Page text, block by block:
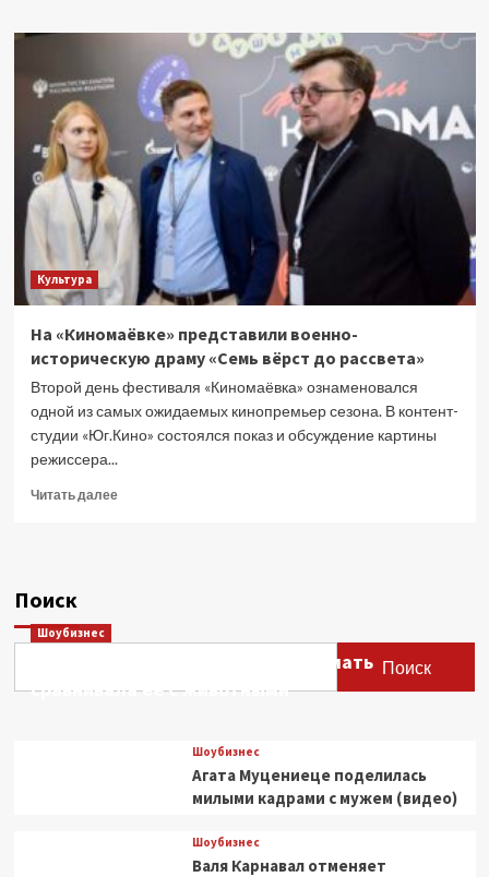
Мария
Шукшина
герое
фильма
«Семь
верст
до
рассвета»:
его
принимают
за
покорного,
не
внутренней
силы
Культура
На «Киномаёвке» представили военно-
историческую драму «Семь вёрст до рассвета»
Второй день фестиваля «Киномаёвка» ознаменовался
одной из самых ожидаемых кинопремьер сезона. В контент-
студии «Юг.Кино» состоялся показ и обсуждение картины
режиссера...
Читать далееПрочитать
Поиск
Поиск
Шоубизнес
Этери Тутберидзе заявила, что мать
сравнивала ее с животными
Шоубизнес
Агата Муцениеце поделилась
милыми кадрами с мужем (видео)
Шоубизнес
Валя Карнавал отменяет